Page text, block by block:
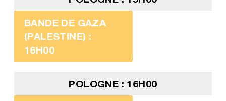
BANDE DE GAZA
(PALESTINE) :
16H00
POLOGNE : 16H00